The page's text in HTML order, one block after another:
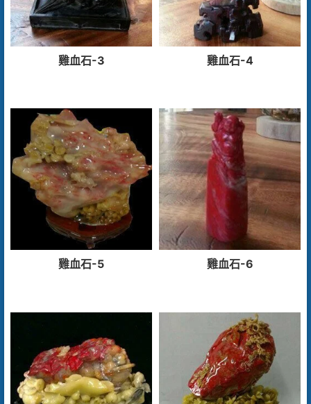
雞血石-3 雞血石-4
雞血石-5 雞血石-6